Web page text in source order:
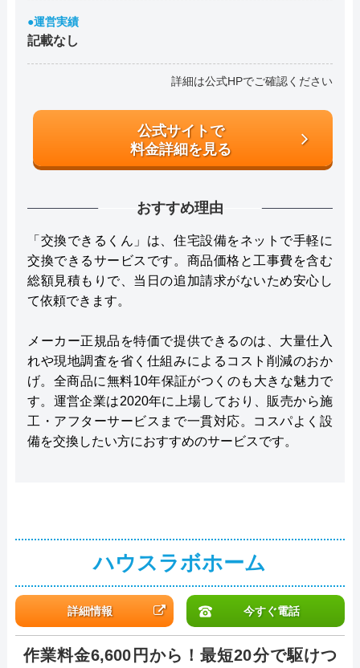
●運営実績
記載なし
詳細は公式HPでご確認ください
公式サイトで
料金詳細を見る
おすすめ理由
「交換できるくん」は、住宅設備をネットで手軽に
交換できるサービスです。商品価格と工事費を含む
総額見積もりで、当日の追加請求がないため安心し
て依頼できます。
メーカー正規品を特価で提供できるのは、大量仕入
れや現地調査を省く仕組みによるコスト削減のおか
げ。全商品に無料10年保証がつくのも大きな魅力で
す。運営企業は2020年に上場しており、販売から施
工・アフターサービスまで一貫対応。コスパよく設
備を交換したい方におすすめのサービスです。
ハウスラボホーム
詳細情報 今すぐ電話
作業料金6,600円から！最短20分で駆けつ